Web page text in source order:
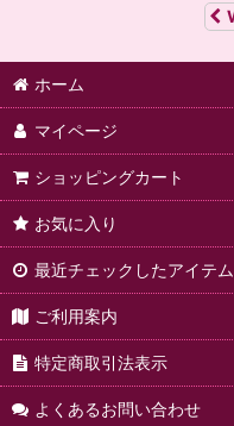
ホーム
マイページ
ショッピングカート
お気に入り
最近チェックしたアイテム
ご利用案内
特定商取引法表示
よくあるお問い合わせ